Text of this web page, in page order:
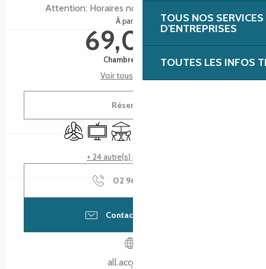
TOUS NOS
D'ENTREPRISES
TOUTES LES INFOS
Attention: Horaires non garantis aujourd'hui
À partir de
69,00 €
Chambre double
Voir tous les tarifs
Réserver
Air conditionné
Télévision
Terrasse
+ 24 autre(s) prestation(s)
02 96 37 03
Contacter par email
all.accor.com